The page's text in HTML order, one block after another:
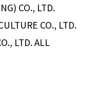
CO., LTD.
CO., LTD.
LTD. ALL